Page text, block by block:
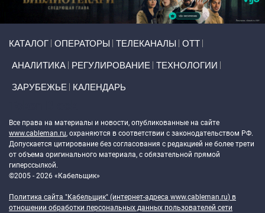
КАТАЛОГ ОПЕРАТОРЫ ТЕЛЕКАНАЛЫ ОТТ
АНАЛИТИКА РЕГУЛИРОВАНИЕ ТЕХНОЛОГИИ
ЗАРУБЕЖЬЕ КАЛЕНДАРЬ
Все права на материалы и новости, опубликованные на сайте
www.cableman.ru, охраняются в соответствии с законодательством РФ.
Допускается цитирование без согласования с редакцией не более трети
от объема оригинального материала, с обязательной прямой
гиперссылкой.
©2005 - 2026 «Кабельщик»
Политика сайта "Кабельщик" (интернет-адреса www.cableman.ru) в
отношении обработки персональных данных пользователей сети